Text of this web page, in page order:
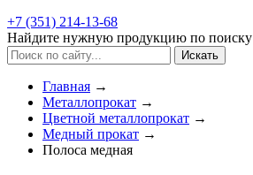
+7 (351) 214-13-68
Найдите нужную продукцию по поиску
Искать
Главная →
Металлопрокат →
Цветной металлопрокат →
Медный прокат →
Полоса медная